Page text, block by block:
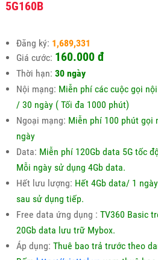
5G160B
Đăng ký: 1,689,331
Giá cước: 160.000 đ
Thời hạn: 30 ngày
Nội mạng: Miễn phí các cuộc gọi
/ 30 ngày ( Tối đa 1000 phút)
Ngoại mạng: Miễn phí 100 phút gọi
ngày
Data: Miễn phí 120Gb data 5G tốc
Mỗi ngày sử dụng 4Gb data.
Hết lưu lượng: Hết 4Gb data/ 1
sau sử dụng tiếp.
Free data ứng dụng : TV360 Basic
20Gb data lưu trữ Mybox.
Áp dụng: Thuê bao trả trước theo